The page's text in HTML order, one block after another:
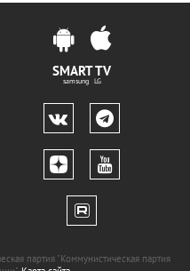
SMART TV
samsung LG
партия "Коммунистическая партия